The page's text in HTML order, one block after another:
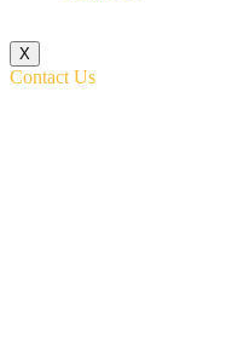
X
Contact Us